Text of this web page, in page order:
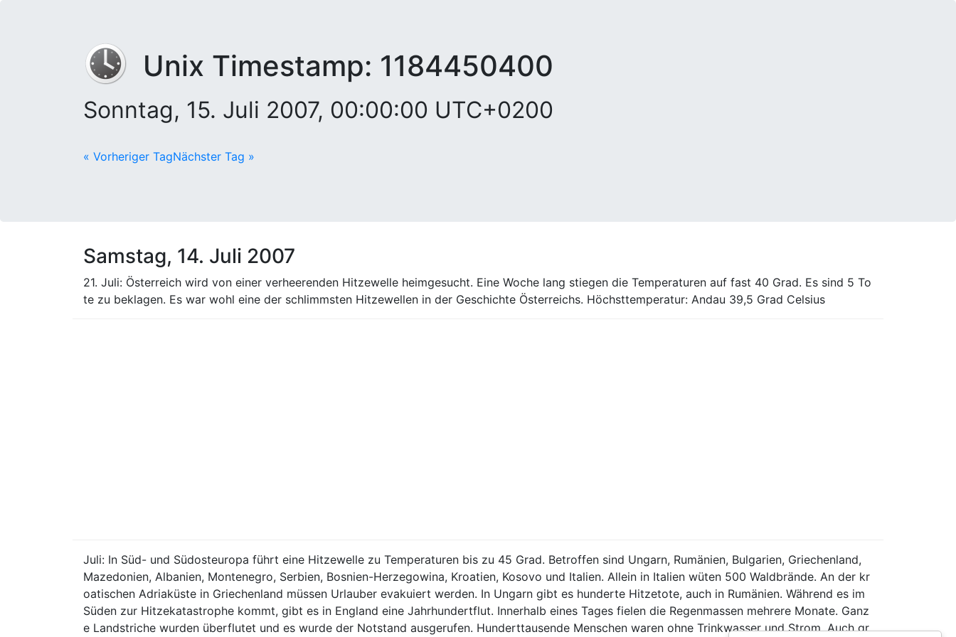
Unix Timestamp: 1184450400
Sonntag, 15. Juli 2007, 00:00:00 UTC+0200
« Vorheriger TagNächster Tag »
Samstag, 14. Juli 2007
21. Juli: Österreich wird von einer verheerenden Hitzewelle heimgesucht. Eine Woche lang stiegen die Temperaturen auf fast 40 Grad. Es sind 5 To
te zu beklagen. Es war wohl eine der schlimmsten Hitzewellen in der Geschichte Österreichs. Höchsttemperatur: Andau 39,5 Grad Celsius
Juli: In Süd- und Südosteuropa führt eine Hitzewelle zu Temperaturen bis zu 45 Grad. Betroffen sind Ungarn, Rumänien, Bulgarien, Griechenland,
Mazedonien, Albanien, Montenegro, Serbien, Bosnien-Herzegowina, Kroatien, Kosovo und Italien. Allein in Italien wüten 500 Waldbrände. An der kr
oatischen Adriaküste in Griechenland müssen Urlauber evakuiert werden. In Ungarn gibt es hunderte Hitzetote, auch in Rumänien. Während es im
Süden zur Hitzekatastrophe kommt, gibt es in England eine Jahrhundertflut. Innerhalb eines Tages fielen die Regenmassen mehrere Monate. Ganz
e Landstriche wurden überflutet und es wurde der Notstand ausgerufen. Hunderttausende Menschen waren ohne Trinkwasser und Strom. Auch gr